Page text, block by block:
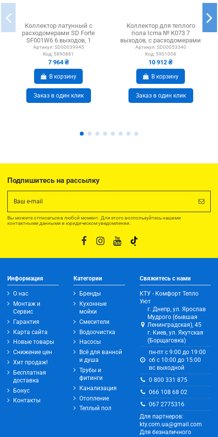
Коллектор латунный с
расходомерами SD Forte
SF001W6 6 выходов, 1
дюйм
Артикул: SD00039945
Код: 5890881
7 964 ₴
В корзину
Заказ в один клик
Коллектор для теплого
пола Icma № К073 7
выходов, с расходомерами
Артикул: SD00053340
Код: 5901008
10 912 ₴
В корзину
Заказ в один клик
Подпишитесь на рассылку
Вы можете отписаться в любой момент. Для этого воспользуйтесь нашими
контактными данными в юридическом уведомлении.
Информация
О нас
Монтаж и
Сервис
Гарантия
Карта сайта
Новые товары
Снижение цен
Хит продаж!
Бесплатная
доставка
Бонус
Контакты
Категории
Бренды
Кухонные
мойки
Смесители
Водоочистка
Насосы
Всё для ванной
и душа
Трубы и
фитинги
Канализация
Отопление
Теплый пол
Свяжитесь с нами
КТУ - Комфорт Тепло
Уют
г. Днепр, ул. Ярослав
Мудрого (бывшая
Ленинградская), 45
г. Киев, ул. Якутская
(Борщаговка)
пн-пт с 9:00 до 19:00
сб с 10:00 до 15:00
вс выходной
0 800 331 875
066 108 68 02
067 2775316
Для партнеров:
kty.com.ua@gmail.com
Для безналичного